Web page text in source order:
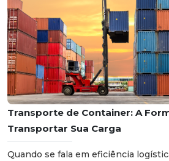
Transporte de Container: A
Transportar Sua Carga
Quando se fala em eficiência